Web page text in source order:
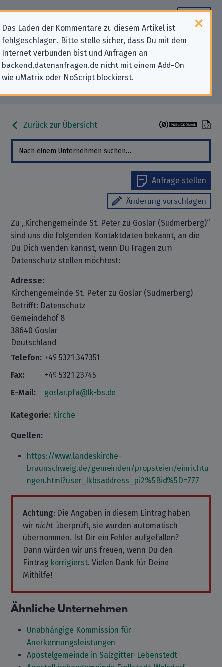
Das Laden der Kommentare zu diesem Artikel ist
fehlgeschlagen. Bitte stelle sicher, dass Du mit dem
Internet verbunden bist und Anfragen an
backend.datenanfragen.de nicht mit einem Add-On
wie uMatrix oder NoScript blockierst.
Datenschutz-Kontaktdaten für
„Kirchengemeinde St. Peter zu
Goslar (Sudmerberg)“
Zurück zur Übersicht
Anfrage stellen
Änderung vorschlagen
Zu „Kirchengemeinde St. Peter zu Goslar (Sudmerberg)“
sind uns die folgenden Kontaktdaten bekannt, an die
Du Dich wenden kannst, wenn Du Fragen zum
Datenschutz stellen möchtest:
Adresse:
Kirchengemeinde St. Peter zu Goslar (Sudmerberg)
Betrifft: Datenschutz
Gemeindehof 8
38640 Goslar
Deutschland
Telefon: +49 5321 347351
Fax:
+49 5321 23745
E-Mail:
goslar.pfa@lk-bs.de
Kategorie: Kirche
Quellen:
https://www.landeskirche-
braunschweig.de/gemeinden/propsteien/einrichtu
ngen.html?user_lkbsaddress_pi2%5Bid%5D=777
Achtung: Die Angaben in diesem Eintrag haben
wir nicht überprüft, sie wurden automatisch
übernommen. Ist Dir ein Fehler aufgefallen?
Dann würden wir uns freuen, wenn Du den
Eintrag korrigierst. Vielen Dank für Deine
Mithilfe!
Ähnliche Unternehmen
Unabhängige Kommission für
Anerkennungsleistungen
Apostelgemeinde in Salzgitter-Lebenstedt